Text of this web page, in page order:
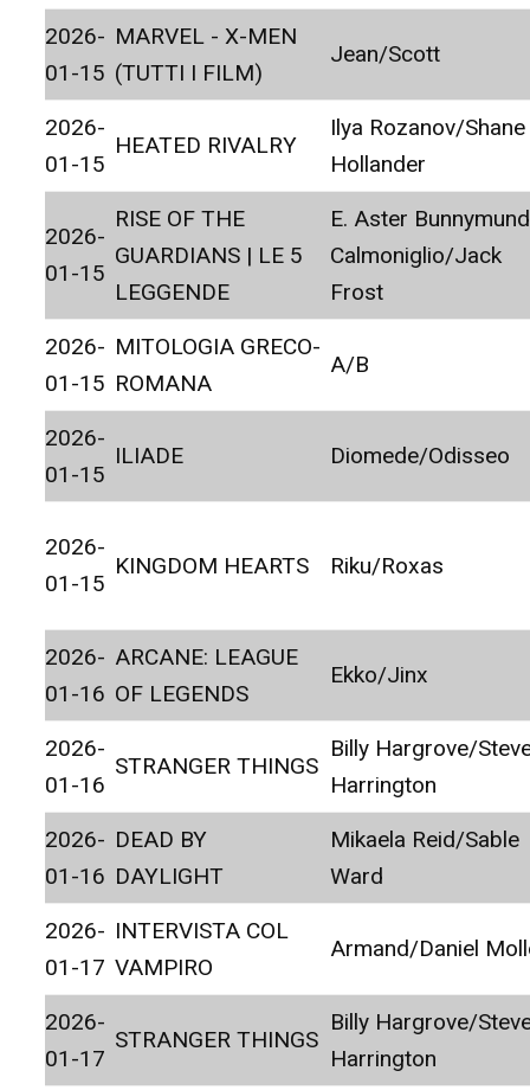
2026-
01-15
MARVEL - X-MEN
(TUTTI I FILM)
Jean/Scott
2026-
01-15
HEATED RIVALRY
Ilya Rozanov/Shane
Hollander
2026-
01-15
RISE OF THE
GUARDIANS | LE 5
LEGGENDE
E. Aster
Calmoniglio/Jack
Frost
2026-
01-15
MITOLOGIA GRECO-
ROMANA
A/B
2026-
01-15
ILIADE Diomede/Odisseo
2026-
01-15
KINGDOM HEARTS Riku/Roxas
2026-
01-16
ARCANE: LEAGUE
OF LEGENDS
Ekko/Jinx
2026-
01-16
STRANGER THINGS
Billy Hargrove/
Harrington
2026-
01-16
DEAD BY
DAYLIGHT
Mikaela Reid/Sable
Ward
2026-
01-17
INTERVISTA COL
VAMPIRO
Armand/Daniel
2026-
01-17
STRANGER THINGS
Billy Hargrove/
Harrington